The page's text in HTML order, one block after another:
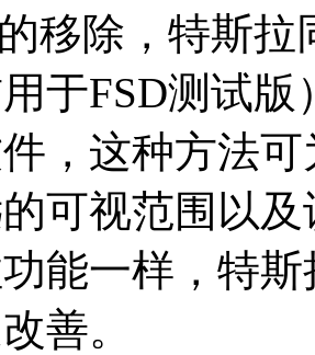
移除，特斯
于FSD测试
，这种方法
可视范围以
能一样，特
善。